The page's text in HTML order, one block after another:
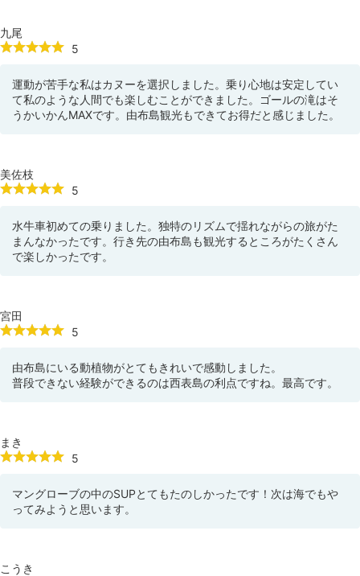
九尾
5
運動が苦手な私はカヌーを選択しました。乗り心地は安定してい
て私のような人間でも楽しむことができました。ゴールの滝はそ
うかいかんMAXです。由布島観光もできてお得だと感じました。
美佐枝
5
水牛車初めての乗りました。独特のリズムで揺れながらの旅がた
まんなかったです。行き先の由布島も観光するところがたくさん
で楽しかったです。
宮田
5
由布島にいる動植物がとてもきれいで感動しました。
普段できない経験ができるのは西表島の利点ですね。最高です。
まき
5
マングローブの中のSUPとてもたのしかったです！次は海でもや
ってみようと思います。
こうき